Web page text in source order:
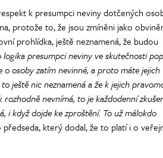
k presumpci neviny dotčených
protože to, že jsou zmíněni jako
prohlídka, ještě neznamená, že budou
logika presumpci neviny ve skutečnosti
osoby zatím nevinné, a proto máte jejich
ještě nic neznamená a že k jejich
nevnímá, to je každodenní
i když dojde ke zproštění. To už málokdo
který dodal, že to platí i o